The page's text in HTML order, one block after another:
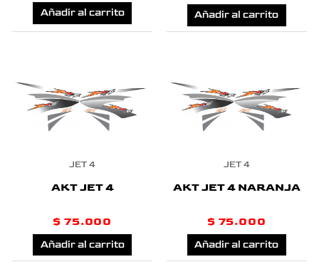
Añadir al carrito Añadir al carrito
JET 4
AKT JET 4
$ 75.000
Añadir al carrito
JET 4
AKT JET 4 NARANJA
$ 75.000
Añadir al carrito